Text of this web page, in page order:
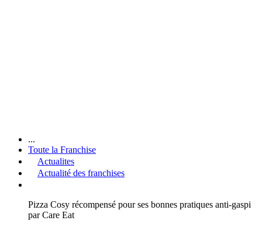
...
Toute la Franchise
Actualites
Actualité des franchises
Pizza Cosy récompensé pour ses bonnes pratiques anti-gaspi
par Care Eat